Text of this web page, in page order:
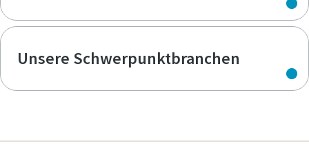
Unsere Schwerpunktbranchen